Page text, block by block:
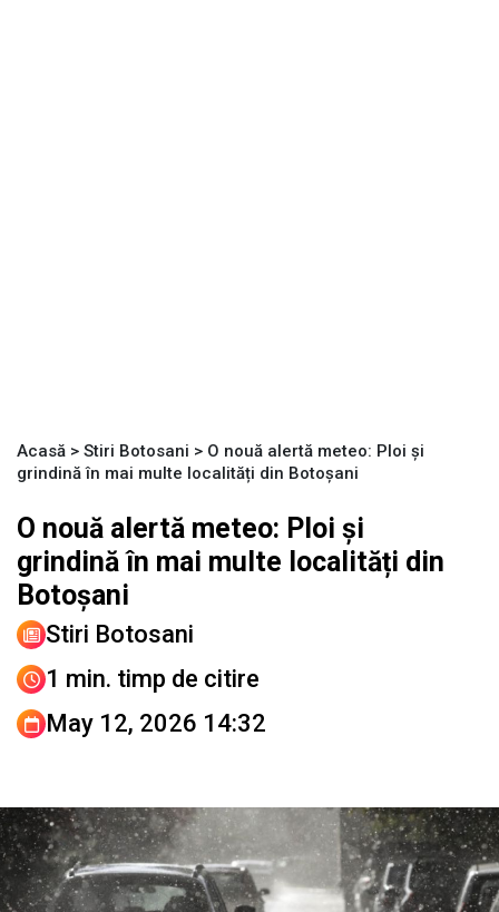
Acasă > Stiri Botosani > O nouă alertă meteo: Ploi și
grindină în mai multe localități din Botoșani
O nouă alertă meteo: Ploi și
grindină în mai multe localități din
Botoșani
Stiri Botosani
1 min. timp de citire
May 12, 2026 14:32